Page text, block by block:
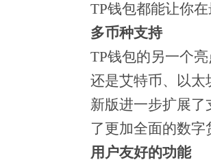
TP钱包都能让你
多币种支持
TP钱包的另一个
还是艾特币、以太
新版进一步扩展
了更加全面的数字
用户友好的功能